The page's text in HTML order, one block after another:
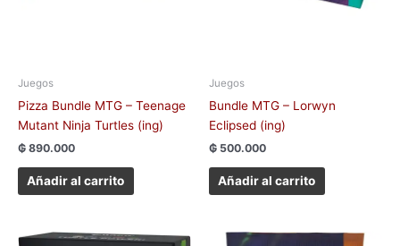
Juegos
Pizza Bundle MTG – Teenage
Mutant Ninja Turtles (ing)
₲ 890.000
Añadir al carrito
Juegos
Bundle MTG – Lorwyn
Eclipsed (ing)
₲ 500.000
Añadir al carrito